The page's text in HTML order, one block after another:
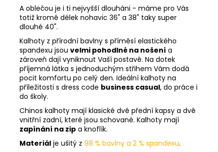
A oblečou je i ti nejvyšší dlouháni - máme pro Vás
totiž kromě délek nohavic 36" a 38" taky super
dlouhé 40".
Kalhoty z přírodní bavlny s příměsí elastického
spandexu jsou velmi pohodlné na nošení a
zároveň dají vyniknout Vaší postavě. Na dotek
příjemná látka s jednoduchým střihem Vám dodá
pocit komfortu po celý den. Ideální kalhoty na
příležitosti s dress code business casual, do práce i
do školy.
Chinos kalhoty mají klasické dvě přední kapsy a dvě
vnitřní zadní, které jsou schované. Kalhoty mají
zapínání na zip a knoflík.
Materiál je ušitý z 98 % bavlny a 2 % spandexu.